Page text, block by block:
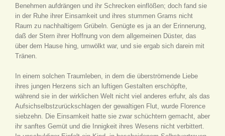
Benehmen aufdrängen und ihr Schrecken einflößen; doch fand sie
in der Ruhe ihrer Einsamkeit und ihres stummen Grams nicht
Raum zu nachhaltigem Grübeln. Genügte es ja an der Erinnerung,
daß der Stern ihrer Hoffnung von dem allgemeinen Düster, das
über dem Hause hing, umwölkt war, und sie ergab sich darein mit
Tränen.
In einem solchen Traumleben, in dem die überströmende Liebe
ihres jungen Herzens sich an luftigen Gestalten erschöpfte,
während sie in der wirklichen Welt nicht viel anderes erfuhr, als das
Aufsichselbstzurückschlagen der gewaltigen Flut, wurde Florence
siebzehn. Die Einsamkeit hatte sie zwar schüchtern gemacht, aber
ihr sanftes Gemüt und die Innigkeit ihres Wesens nicht verbittert.